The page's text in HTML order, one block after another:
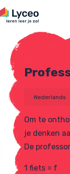
Nederlands
Om te
je denken
De
1 fiets = f